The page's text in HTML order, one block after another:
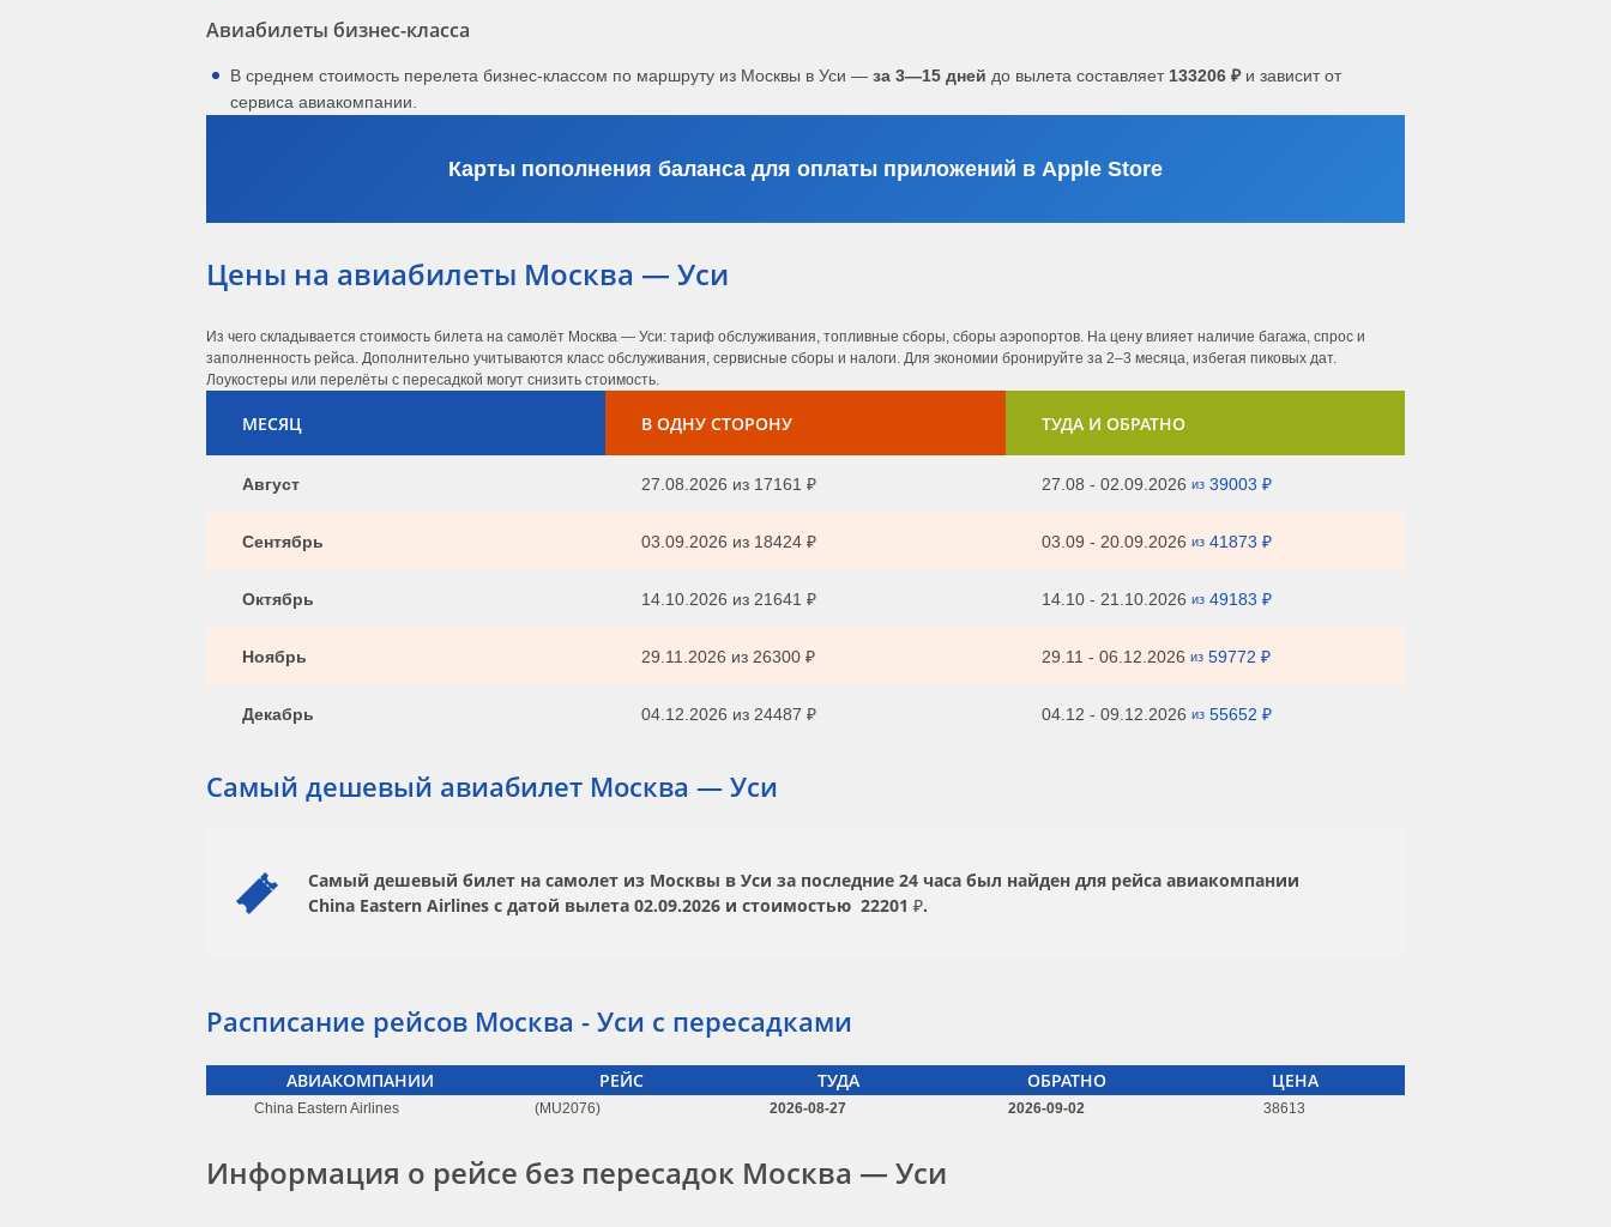
Авиабилеты бизнес-класса
В среднем стоимость перелета бизнес-классом по маршруту из Москвы в Уси — за 3—15 дней до вылета составляет 133206 ₽ и зависит от
сервиса авиакомпании.
Карты пополнения баланса для оплаты приложений в Apple Store
Цены на авиабилеты Москва — Уси
Из чего складывается стоимость билета на самолёт Москва — Уси: тариф обслуживания, топливные сборы, сборы аэропортов. На цену влияет наличие багажа, спрос и
заполненность рейса. Дополнительно учитываются класс обслуживания, сервисные сборы и налоги. Для экономии бронируйте за 2–3 месяца, избегая пиковых дат.
Лоукостеры или перелёты с пересадкой могут снизить стоимость.
МЕСЯЦ В ОДНУ СТОРОНУ ТУДА И ОБРАТНО
Август 27.08.2026 из 17161 ₽ 27.08 - 02.09.2026 из 39003 ₽
Сентябрь 03.09.2026 из 18424 ₽ 03.09 - 20.09.2026 из 41873 ₽
Октябрь 14.10.2026 из 21641 ₽ 14.10 - 21.10.2026 из 49183 ₽
Ноябрь 29.11.2026 из 26300 ₽ 29.11 - 06.12.2026 из 59772 ₽
Декабрь 04.12.2026 из 24487 ₽ 04.12 - 09.12.2026 из 55652 ₽
Самый дешевый авиабилет Москва — Уси
Самый дешевый билет на самолет из Москвы в Уси за последние 24 часа был найден для рейса авиакомпании
China Eastern Airlines с датой вылета 02.09.2026 и стоимостью 22201 ₽.
Расписание рейсов Москва - Уси с пересадками
АВИАКОМПАНИИ РЕЙС ТУДА ОБРАТНО ЦЕНА
China Eastern Airlines (MU2076) 2026-08-27 2026-09-02 38613
Информация о рейсе без пересадок Москва — Уси